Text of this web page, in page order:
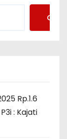
Cari
Rp.1.6
: Kajati